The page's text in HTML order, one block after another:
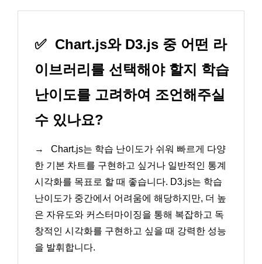
✅ Chart.js와 D3.js 중 어떤 라
이브러리를 선택해야 할지 학습
난이도를 고려하여 조언해주실
수 있나요?
→
Chart.js는 학습 난이도가 쉬워 빠르게 다양
한 기본 차트를 구현하고 싶거나 일반적인 통계
시각화를 목표로 할 때 좋습니다. D3.js는 학습
난이도가 중간에서 어려움에 해당하지만, 더 높
은 자유도와 커스터마이징을 통해 복잡하고 독
창적인 시각화를 구현하고 싶을 때 강력한 성능
을 발휘합니다.